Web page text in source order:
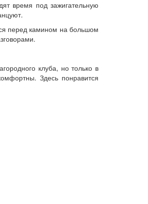
время под зажигательную
перед камином на большом
клуба, но только в
Здесь понравится